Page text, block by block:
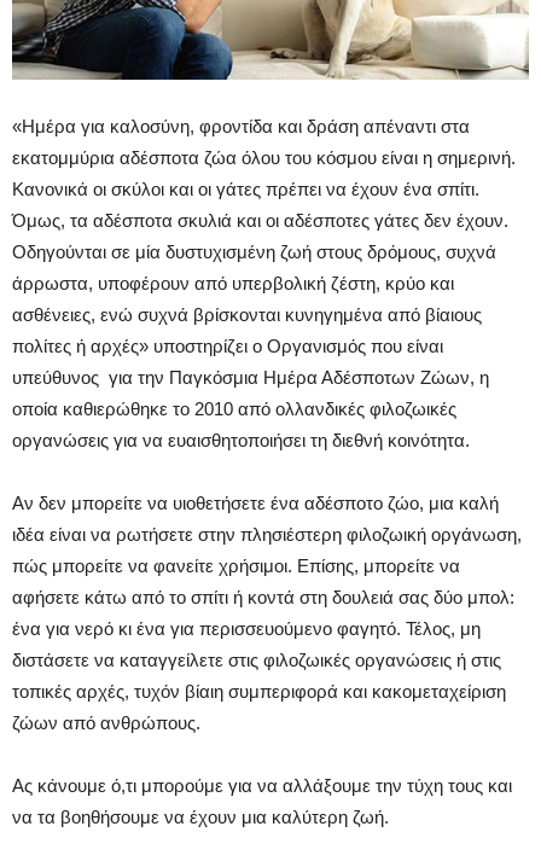
«Ημέρα για καλοσύνη, φροντίδα και δράση απέναντι στα
εκατομμύρια αδέσποτα ζώα όλου του κόσμου είναι η σημερινή.
Κανονικά οι σκύλοι και οι γάτες πρέπει να έχουν ένα σπίτι.
Όμως, τα αδέσποτα σκυλιά και οι αδέσποτες γάτες δεν έχουν.
Οδηγούνται σε μία δυστυχισμένη ζωή στους δρόμους, συχνά
άρρωστα, υποφέρουν από υπερβολική ζέστη, κρύο και
ασθένειες, ενώ συχνά βρίσκονται κυνηγημένα από βίαιους
πολίτες ή αρχές» υποστηρίζει ο Οργανισμός που είναι
υπεύθυνος για την Παγκόσμια Ημέρα Αδέσποτων Ζώων, η
οποία καθιερώθηκε το 2010 από ολλανδικές φιλοζωικές
οργανώσεις για να ευαισθητοποιήσει τη διεθνή κοινότητα.
Αν δεν μπορείτε να υιοθετήσετε ένα αδέσποτο ζώο, μια καλή
ιδέα είναι να ρωτήσετε στην πλησιέστερη φιλοζωική οργάνωση,
πώς μπορείτε να φανείτε χρήσιμοι. Επίσης, μπορείτε να
αφήσετε κάτω από το σπίτι ή κοντά στη δουλειά σας δύο μπολ:
ένα για νερό κι ένα για περισσευούμενο φαγητό. Τέλος, μη
διστάσετε να καταγγείλετε στις φιλοζωικές οργανώσεις ή στις
τοπικές αρχές, τυχόν βίαιη συμπεριφορά και κακομεταχείριση
ζώων από ανθρώπους.
Ας κάνουμε ό,τι μπορούμε για να αλλάξουμε την τύχη τους και
να τα βοηθήσουμε να έχουν μια καλύτερη ζωή.